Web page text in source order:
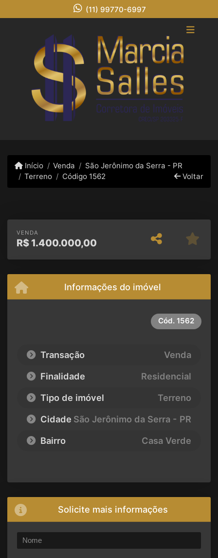
(11) 99770-6997
Início Venda
São Jerônimo da Serra - PR
Terreno
Código 1562 Voltar
VENDA
R$ 1.400.000,00
Informações do imóvel
Cód. 1562
Transação
Venda
Finalidade
Residencial
Tipo de imóvel
Terreno
Cidade São Jerônimo da Serra - PR
Bairro
Casa Verde
Solicite mais informações